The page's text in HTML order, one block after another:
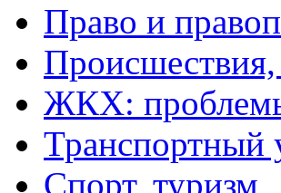
Право и
ЖКХ:
Транспортный
Спорт, туризм